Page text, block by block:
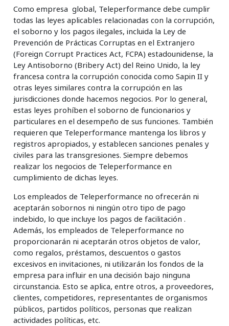
Como empresa global, Teleperformance debe cumplir
todas las leyes aplicables relacionadas con la corrupción,
el soborno y los pagos ilegales, incluida la Ley de
Prevención de Prácticas Corruptas en el Extranjero
(Foreign Corrupt Practices Act, FCPA) estadounidense, la
Ley Antisoborno (Bribery Act) del Reino Unido, la ley
francesa contra la corrupción conocida como Sapin II y
otras leyes similares contra la corrupción en las
jurisdicciones donde hacemos negocios. Por lo general,
estas leyes prohíben el soborno de funcionarios y
particulares en el desempeño de sus funciones. También
requieren que Teleperformance mantenga los libros y
registros apropiados, y establecen sanciones penales y
civiles para las transgresiones. Siempre debemos
realizar los negocios de Teleperformance en
cumplimiento de dichas leyes.
Los empleados de Teleperformance no ofrecerán ni
aceptarán sobornos ni ningún otro tipo de pago
indebido, lo que incluye los pagos de facilitación .
Además, los empleados de Teleperformance no
proporcionarán ni aceptarán otros objetos de valor,
como regalos, préstamos, descuentos o gastos
excesivos en invitaciones, ni utilizarán los fondos de la
empresa para influir en una decisión bajo ninguna
circunstancia. Esto se aplica, entre otros, a proveedores,
clientes, competidores, representantes de organismos
públicos, partidos políticos, personas que realizan
actividades políticas, etc.